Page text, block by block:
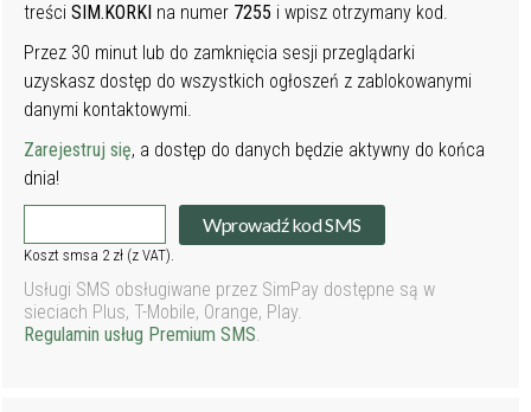
treściSIM.KORKI na numer 7255 i wpisz otrzymany kod.
Przez 30 minut lub do zamknięcia sesji przeglądarki
uzyskasz dostęp do wszystkich ogłoszeń z zablokowanymi
danymi kontaktowymi.
Zarejestruj się, a dostęp do danych będzie aktywny do końca
dnia!
Wprowadź kod SMS
Koszt smsa 2 zł (z VAT).
Usługi SMS obsługiwane przez SimPay dostępne są w
sieciach Plus, T-Mobile, Orange, Play.
Regulamin usług Premium SMS.